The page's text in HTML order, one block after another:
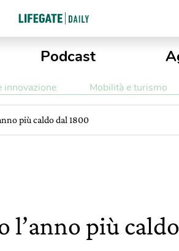
Podcast
innovazione Mobilità e turismo
più caldo dal 1800
l’anno più